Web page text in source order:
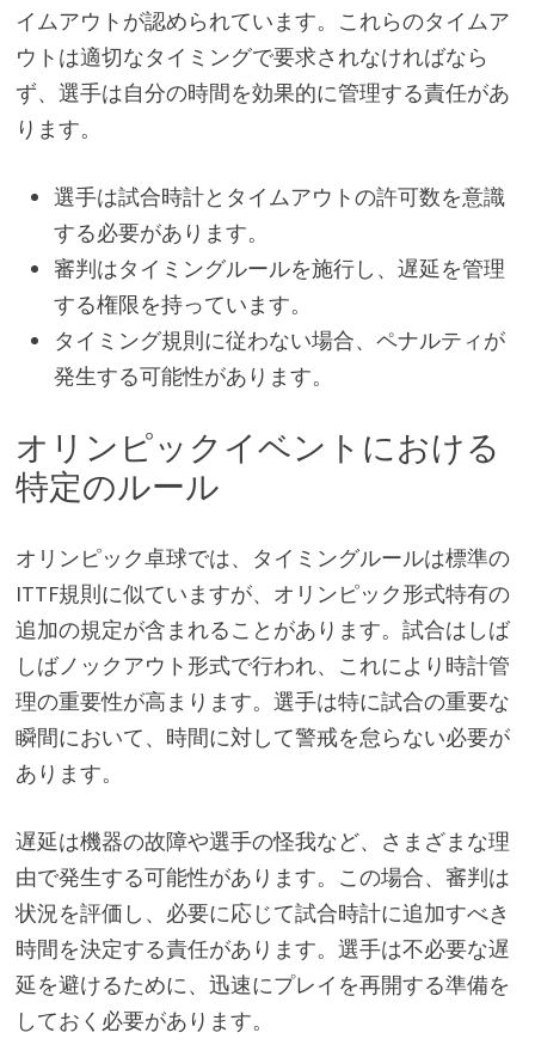
イムアウトが認められています。これらのタイムア
ウトは適切なタイミングで要求されなければなら
ず、選手は自分の時間を効果的に管理する責任があ
ります。
選手は試合時計とタイムアウトの許可数を意識
する必要があります。
審判はタイミングルールを施行し、遅延を管理
する権限を持っています。
タイミング規則に従わない場合、ペナルティが
発生する可能性があります。
オリンピックイベントにおける
特定のルール
オリンピック卓球では、タイミングルールは標準の
ITTF規則に似ていますが、オリンピック形式特有の
追加の規定が含まれることがあります。試合はしば
しばノックアウト形式で行われ、これにより時計管
理の重要性が高まります。選手は特に試合の重要な
瞬間において、時間に対して警戒を怠らない必要が
あります。
遅延は機器の故障や選手の怪我など、さまざまな理
由で発生する可能性があります。この場合、審判は
状況を評価し、必要に応じて試合時計に追加すべき
時間を決定する責任があります。選手は不必要な遅
延を避けるために、迅速にプレイを再開する準備を
しておく必要があります。